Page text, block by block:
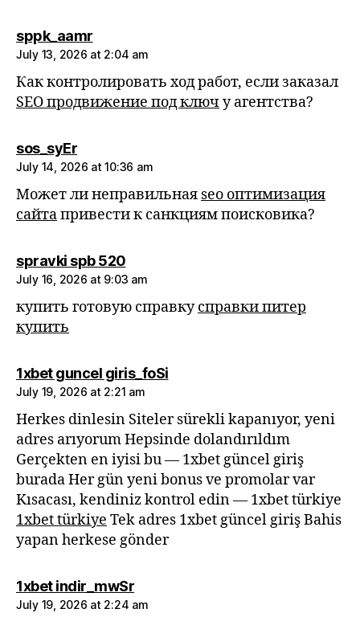
sppk_aamrsays:
July 13, 2026 at 2:04 am
Как контролировать ход работ, если заказал
SEO продвижение под ключу агентства?
sos_syErsays:
July 14, 2026 at 10:36 am
Может ли неправильная seo оптимизация
сайтапривести к санкциям поисковика?
spravki spb 520says:
July 16, 2026 at 9:03 am
купить готовую справкусправки питер
купить
1xbet guncel giris_foSisays:
July 19, 2026 at 2:21 am
Herkes dinlesin Siteler sürekli kapanıyor, yeni
adres arıyorum Hepsinde dolandırıldım
Gerçekten en iyisi bu — 1xbet güncel giriş
burada Her gün yeni bonus ve promolar var
Kısacası, kendiniz kontrol edin — 1xbet türkiye
1xbet türkiye Tek adres 1xbet güncel giriş Bahis
yapan herkese gönder
1xbet indir_mwSrsays:
July 19, 2026 at 2:24 am